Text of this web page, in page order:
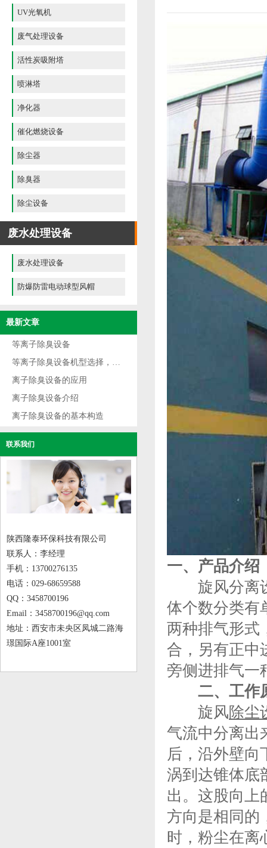
UV光氧机
废气处理设备
活性炭吸附塔
喷淋塔
净化器
催化燃烧设备
除尘器
除臭器
除尘设备
废水处理设备
废水处理设备
防爆防雷电动球型风帽
最新文章
等离子除臭设备
等离子除臭设备机型选择，根据不同用途选型
离子除臭设备的应用
离子除臭设备介绍
离子除臭设备的基本构造
联系我们
陕西隆泰环保科技有限公司
联系人：李经理
手机：13700276135
电话：029-68659588
QQ：3458700196
Email：3458700196@qq.com
地址：西安市未央区凤城二路海
璟国际A座1001室
一、产品介绍
旋风分离设
体个数分类有
两种排气形式
合，另有正中
旁侧进排气一
二、工作
旋风除尘
气流中分离出
后，沿外壁向
涡到达锥体底
出。这股向上
方向是相同的
时，粉尘在离